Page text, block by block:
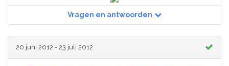
Vragen en antwoorden
20 juni 2012 - 23 juli 2012